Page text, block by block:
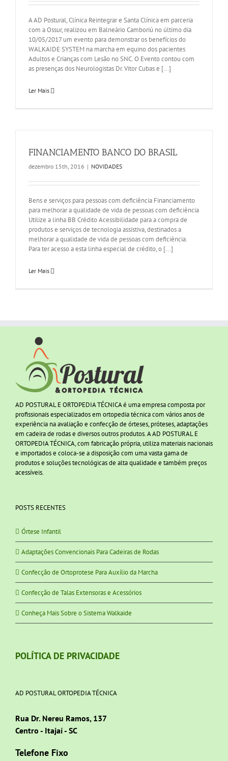
A AD Postural, Clínica Reintegrar e Santa Clínica em parceria
com a Ossur, realizou em Balneário Camboriú no último dia
10/05/2017 um evento para demonstrar os benefícios do
WALKAIDE SYSTEM na marcha em equino dos pacientes
Adultos e Crianças com Lesão no SNC. O Evento contou com
as presenças dos Neurologistas Dr. Vitor Cubas e [...]
Ler Mais
FINANCIAMENTO BANCO DO BRASIL
dezembro 15th, 2016 | NOVIDADES
Bens e serviços para pessoas com deficiência Financiamento
para melhorar a qualidade de vida de pessoas com deficiência
Utilize a linha BB Crédito Acessibilidade para a compra de
produtos e serviços de tecnologia assistiva, destinados a
melhorar a qualidade de vida de pessoas com deficiência.
Para ter acesso a esta linha especial de crédito, o [...]
Ler Mais
AD POSTURAL E ORTOPEDIA TÉCNICA é uma empresa composta por
profissionais especializados em ortopedia técnica com vários anos de
experiência na avaliação e confecção de órteses, próteses, adaptações
em cadeira de rodas e diversos outros produtos. A AD POSTURAL E
ORTOPEDIA TÉCNICA, com fabricação própria, utiliza materiais nacionais
e importados e coloca-se a disposição com uma vasta gama de
produtos e soluções tecnológicas de alta qualidade e também preços
acessíveis.
POSTS RECENTES
Órtese Infantil
Adaptações Convencionais Para Cadeiras de Rodas
Confecção de Ortoprotese Para Auxílio da Marcha
Confecção de Talas Extensoras e Acessórios
Conheça Mais Sobre o Sistema Walkaide
POLÍTICA DE PRIVACIDADE
AD POSTURAL ORTOPEDIA TÉCNICA
Rua Dr. Nereu Ramos, 137
Centro - Itajaí - SC
Telefone Fixo